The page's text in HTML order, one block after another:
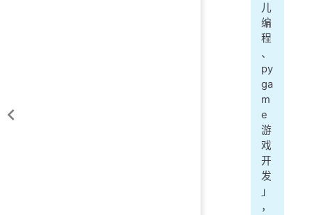
儿
编
程
、
py
ga
m
e
游
戏
开
发
」
，